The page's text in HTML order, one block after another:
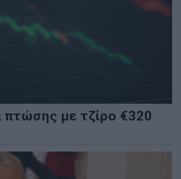
πτώσης με τζίρο €320